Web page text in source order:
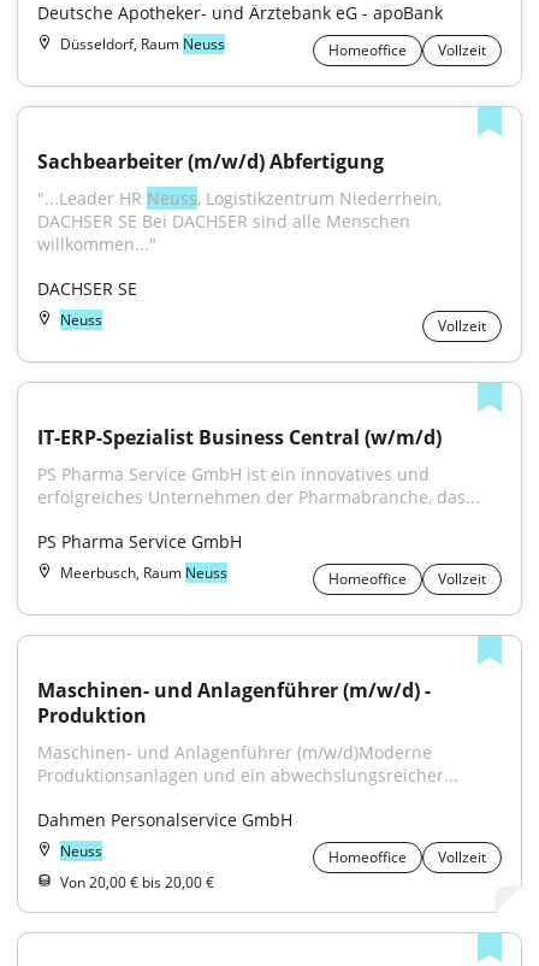
Deutsche Apotheker- und Ärztebank eG - apoBank
Düsseldorf, Raum Neuss Homeoffice Vollzeit
Sachbearbeiter (m/w/d) Abfertigung
"...Leader HR Neuss, Logistikzentrum Niederrhein,
DACHSER SE Bei DACHSER sind alle Menschen
willkommen..."
DACHSER SE
Neuss Vollzeit
IT-ERP-Spezialist Business Central (w/m/d)
PS Pharma Service GmbH ist ein innovatives und
erfolgreiches Unternehmen der Pharmabranche, das...
PS Pharma Service GmbH
Meerbusch, Raum Neuss Homeoffice Vollzeit
Maschinen- und Anlagenführer (m/w/d) -
Produktion
Maschinen- und Anlagenführer (m/w/d)Moderne
Produktionsanlagen und ein abwechslungsreicher...
Dahmen Personalservice GmbH
Neuss Homeoffice
Vollzeit
Von 20,00 € bis 20,00 €